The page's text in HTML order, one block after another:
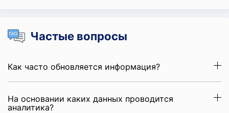
Частые вопросы
Как часто обновляется информация?
На основании каких данных проводится
аналитика?